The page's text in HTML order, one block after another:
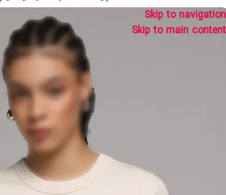
Skip to navigation
Skip to main content